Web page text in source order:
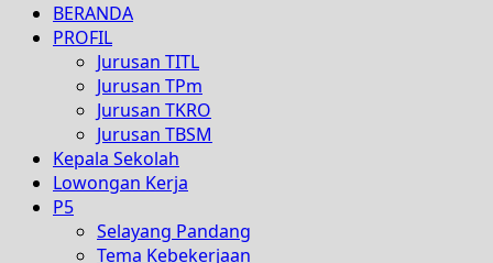
BERANDA
PROFIL
Jurusan TITL
Jurusan TPm
Jurusan TKRO
Jurusan TBSM
Kepala Sekolah
Lowongan Kerja
P5
Selayang Pandang
Tema Kebekerjaan